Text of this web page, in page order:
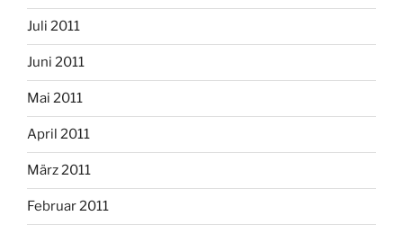
Juli 2011
Juni 2011
Mai 2011
April 2011
März 2011
Februar 2011